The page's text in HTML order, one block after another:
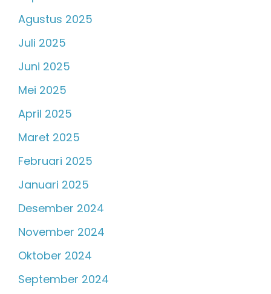
Agustus 2025
Juli 2025
Juni 2025
Mei 2025
April 2025
Maret 2025
Februari 2025
Januari 2025
Desember 2024
November 2024
Oktober 2024
September 2024